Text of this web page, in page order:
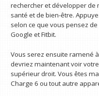
rechercher et développer de
santé et de bien-être.
selon ce que vous pensez
Google et Fitbit.
Vous serez ensuite ramené
devriez maintenant voir
supérieur droit. Vous êtes
Charge 6 ou tout autre